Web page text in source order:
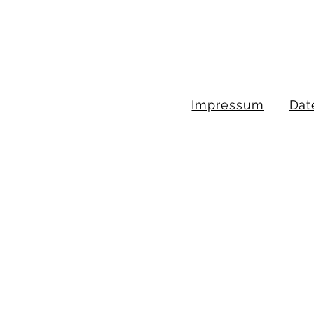
Impressum